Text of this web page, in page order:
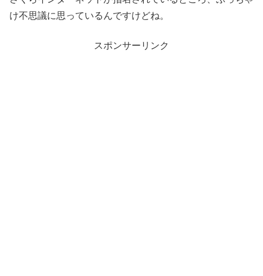
け不思議に思っているんですけどね。
スポンサーリンク